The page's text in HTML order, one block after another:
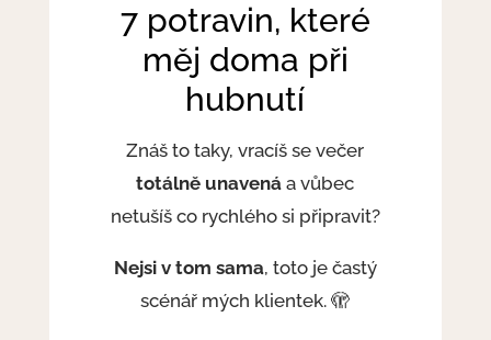
7 potravin, které
měj doma při
hubnutí
Znáš to taky, vracíš se večer
totálně unavená a vůbec
netušíš co rychlého si připravit?
Nejsi v tom sama, toto je častý
scénář mých klientek. 🫣